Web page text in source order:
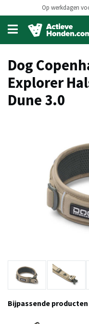
Op werkdagen
Open
main
menu
Dog
Explorer
Dune 3.0
Bijpassende producten